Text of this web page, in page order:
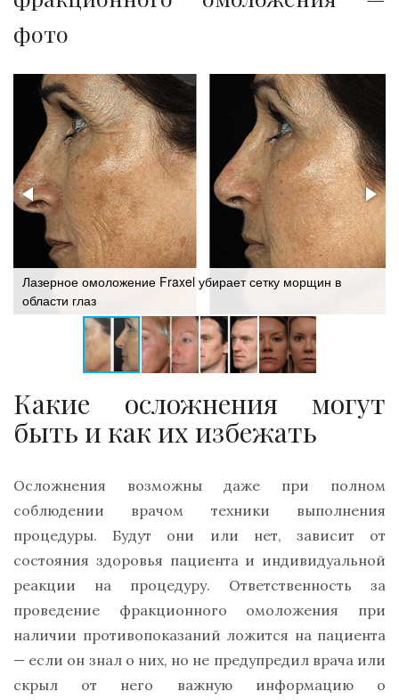
фото
Лазерное омоложение Fraxel убирает сетку морщин в
области глаз
Какие осложнения могут
быть и как их избежать
Осложнения возможны даже при полном
соблюдении врачом техники выполнения
процедуры. Будут они или нет, зависит от
состояния здоровья пациента и индивидуальной
реакции на процедуру. Ответственность за
проведение фракционного омоложения при
наличии противопоказаний ложится на пациента
— если он знал о них, но не предупредил врача или
скрыл от него важную информацию о